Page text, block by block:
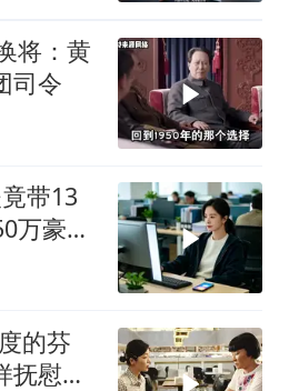
将：黄
司令
带13
万豪
的芬
抚慰人